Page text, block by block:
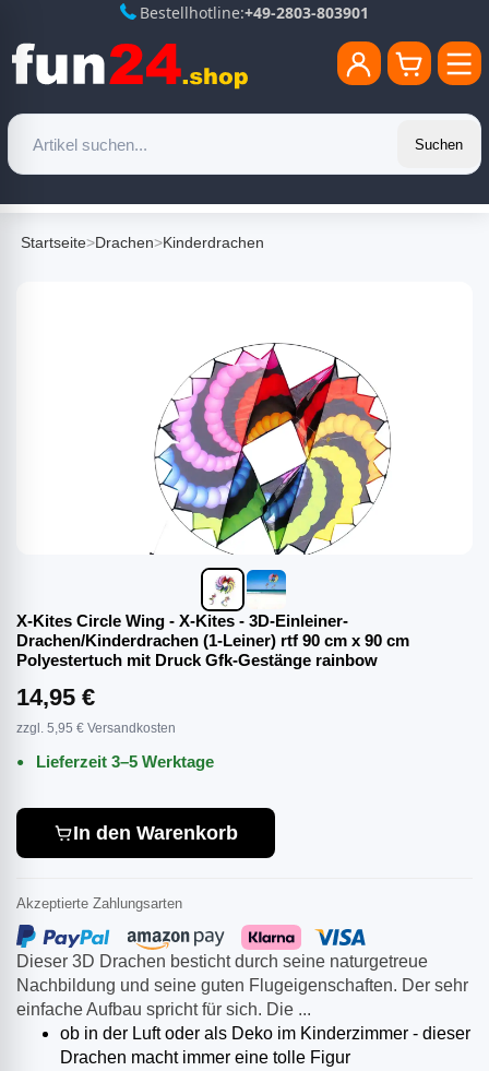
Bestellhotline:+49-2803-803901
Suchen
Startseite>Drachen>Kinderdrachen
X-Kites Circle Wing - X-Kites - 3D-Einleiner-
Drachen/Kinderdrachen (1-Leiner) rtf 90 cm x 90 cm
Polyestertuch mit Druck Gfk-Gestänge rainbow
Dieser 3D Drachen besticht durch seine naturgetreue
Nachbildung und seine guten Flugeigenschaften. Der sehr
einfache Aufbau spricht für sich. Die ...
ob in der Luft oder als Deko im Kinderzimmer - dieser
Drachen macht immer eine tolle Figur
14,95 €
zzgl. 5,95 € Versandkosten
Lieferzeit 3–5 Werktage
In den Warenkorb
Akzeptierte Zahlungsarten